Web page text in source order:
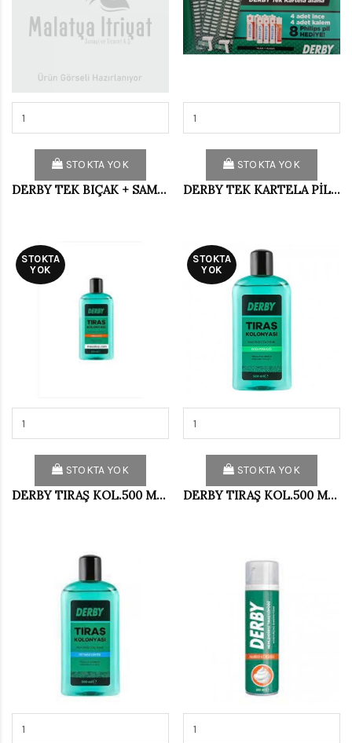
STOKTA YOK
DERBY TEK BIÇAK + SAMURAİ 3 13 LÜ POŞET
STOKTA YOK
DERBY TEK KARTELA PİL AVANTAJLI PAKET 96*14
STOKTA
YOK
STOKTA YOK
DERBY TIRAŞ KOL.500 ML AMBER
STOKTA
YOK
STOKTA YOK
DERBY TIRAŞ KOL.500 ML DOĞA FERAH.